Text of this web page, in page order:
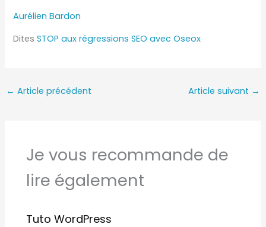
Aurélien Bardon
DitesSTOP aux régressions SEO avec Oseox
← Article précédent Article suivant →
Je vous recommande de
lire également
Tuto WordPress